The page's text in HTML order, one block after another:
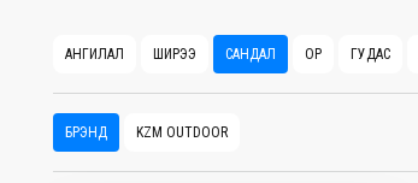
АНГИЛАЛ ШИРЭЭ САНДАЛ ОР ГУДАС
БРЭНД KZM OUTDOOR